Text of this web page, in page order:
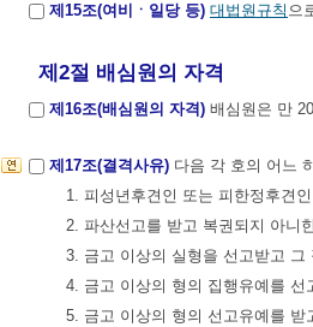
제15조(여비ㆍ일당 등) 대법원규칙 으
제2절 배심원의 자격
제16조(배심원의 자격) 배심원은 만
제17조(결격사유) 다음 각 호의 어느
1. 피성년후견인 또는 피한정후견인
2. 파산선고를 받고 복권되지 아니
3. 금고 이상의 실형을 선고받고
4. 금고 이상의 형의 집행유예를
5. 금고 이상의 형의 선고유예를